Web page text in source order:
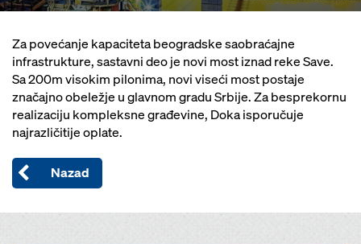
Za povećanje kapaciteta beogradske saobraćajne
infrastrukture, sastavni deo je novi most iznad reke Save.
Sa 200m visokim pilonima, novi viseći most postaje
značajno obeležje u glavnom gradu Srbije. Za besprekornu
realizaciju kompleksne građevine, Doka isporučuje
najrazličitije oplate.
Nazad